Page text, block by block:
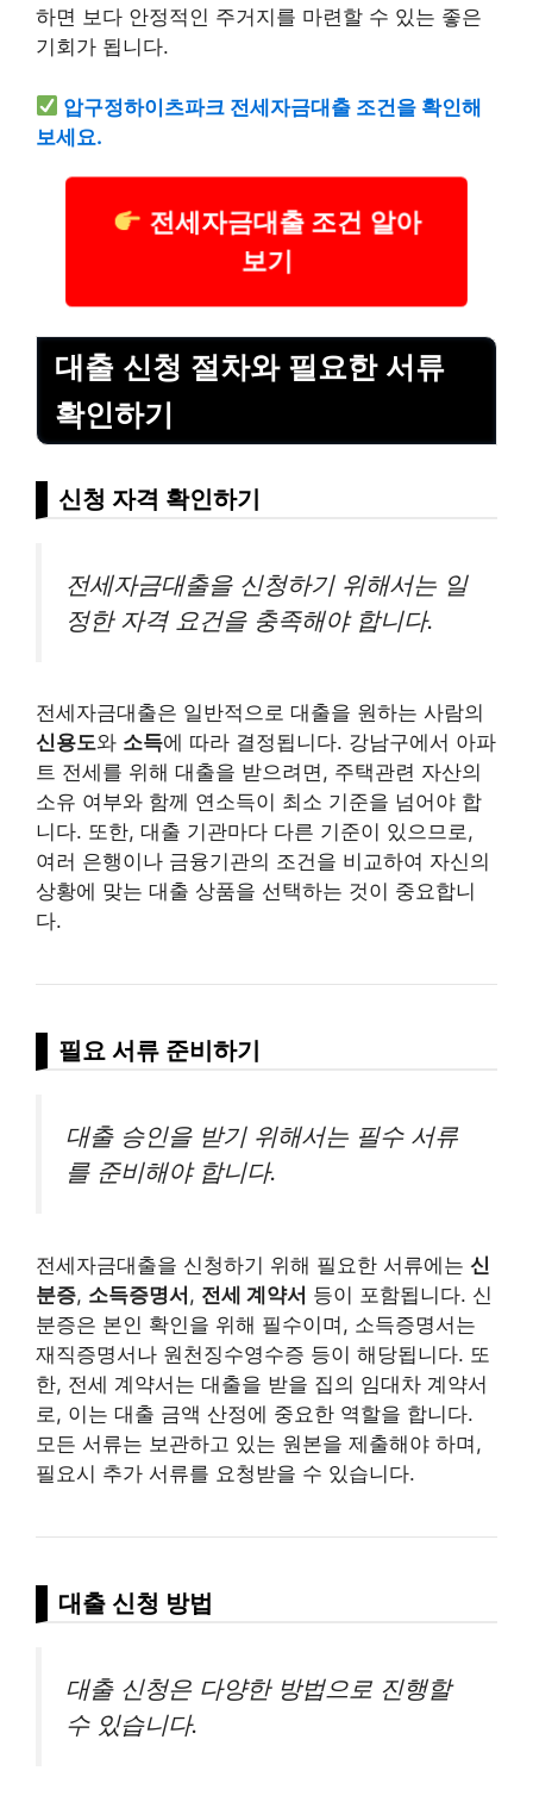
하면 보다 안정적인 주거지를 마련할 수 있는 좋은
기회가 됩니다.
압구정하이츠파크 전세자금대출 조건을 확인해
보세요.
전세자금대출 조건 알아
보기
대출 신청 절차와 필요한 서류
확인하기
신청 자격 확인하기
전세자금대출을 신청하기 위해서는 일
정한 자격 요건을 충족해야 합니다.
전세자금대출은 일반적으로 대출을 원하는 사람의
신용도와 소득에 따라 결정됩니다. 강남구에서 아파
트 전세를 위해 대출을 받으려면, 주택관련 자산의
소유 여부와 함께 연소득이 최소 기준을 넘어야 합
니다. 또한, 대출 기관마다 다른 기준이 있으므로,
여러 은행이나 금융기관의 조건을 비교하여 자신의
상황에 맞는 대출 상품을 선택하는 것이 중요합니
다.
필요 서류 준비하기
대출 승인을 받기 위해서는 필수 서류
를 준비해야 합니다.
전세자금대출을 신청하기 위해 필요한 서류에는 신
분증, 소득증명서, 전세 계약서 등이 포함됩니다. 신
분증은 본인 확인을 위해 필수이며, 소득증명서는
재직증명서나 원천징수영수증 등이 해당됩니다. 또
한, 전세 계약서는 대출을 받을 집의 임대차 계약서
로, 이는 대출 금액 산정에 중요한 역할을 합니다.
모든 서류는 보관하고 있는 원본을 제출해야 하며,
필요시 추가 서류를 요청받을 수 있습니다.
대출 신청 방법
대출 신청은 다양한 방법으로 진행할
수 있습니다.